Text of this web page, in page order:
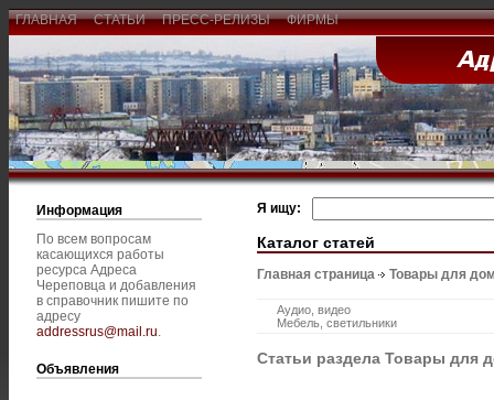
ГЛАВНАЯ СТАТЬИ ПРЕСС-РЕЛИЗЫ ФИРМЫ
Информация
По всем вопросам
касающихся работы
ресурса Адреса
Череповца и добавления
в справочник пишите по
адресу
addressrus@mail.ru.
Объявления
Я ищу:
Каталог статей
Главная страница Товары для
Аудио, видео
Мебель, светильники
Статьи раздела Товары для